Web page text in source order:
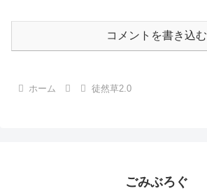
コメントを書き込む
ホーム 徒然草2.0
ごみぶろぐ